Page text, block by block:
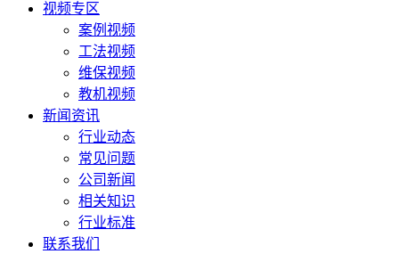
视频专区
案例视频
工法视频
维保视频
教机视频
新闻资讯
行业动态
常见问题
公司新闻
相关知识
行业标准
联系我们